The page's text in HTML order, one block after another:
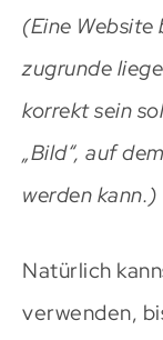
(Eine
zugrunde
korrekt sein
„Bild“, auf
werden kann.)
Natürlich
verwenden,